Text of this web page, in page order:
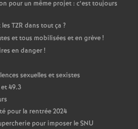
pour un même projet : c’est toujours
les TZR dans tout ça ?
et tous mobilisées et en grève!
en danger!
sexuelles et sexistes
49.3
pour la rentrée 2024
pour imposer le SNU